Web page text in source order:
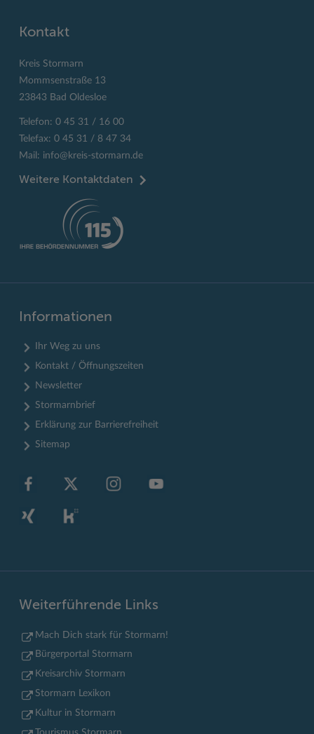
Kontakt
Kreis Stormarn
Mommsenstraße 13
23843 Bad Oldesloe
Telefon: 0 45 31 / 16 00
Telefax: 0 45 31 / 8 47 34
Mail: info@kreis-stormarn.de
Weitere Kontaktdaten
Informationen
Ihr Weg zu uns
Kontakt / Öffnungszeiten
Newsletter
Stormarnbrief
Erklärung zur Barrierefreiheit
Sitemap
Weiterführende Links
Mach Dich stark für Stormarn!
Bürgerportal Stormarn
Kreisarchiv Stormarn
Stormarn Lexikon
Kultur in Stormarn